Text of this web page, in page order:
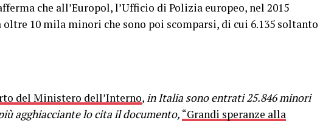
che all’Europol, l’Ufficio di Polizia europeo, nel 2015
10 mila minori che sono poi scomparsi, di cui 6.135 soltanto
del Ministero dell’Interno, in Italia sono entrati 25.846 minori
agghiacciante lo cita il documento, “Grandi speranze alla